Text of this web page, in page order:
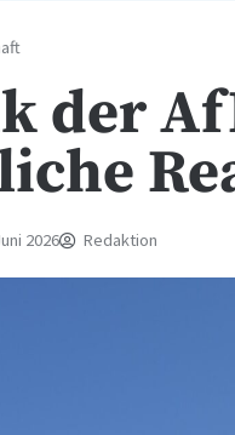
der
2026 Redaktion